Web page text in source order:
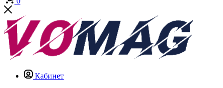
Кабинет